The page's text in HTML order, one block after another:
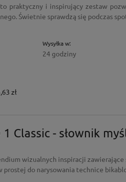
praktyczny i inspirujący zestaw
Świetnie sprawdzą się podczas
Wysyłka w:
24 godziny
zł
Classic - słownik
wizualnych inspiracji
prostej do narysowania technice